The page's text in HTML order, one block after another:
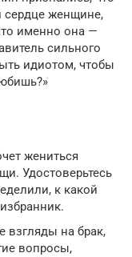
сердце женщине,
именно она —
сильного
идиотом, чтобы
жениться
Удостоверьтесь
к какой
взгляды на брак,
вопросы,